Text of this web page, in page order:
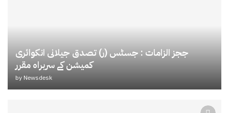
ججز الزامات : جسٹس (ر) تصدق جیلانی انکوائری
کمیشن کے سربراہ مقرر
byNewsdesk